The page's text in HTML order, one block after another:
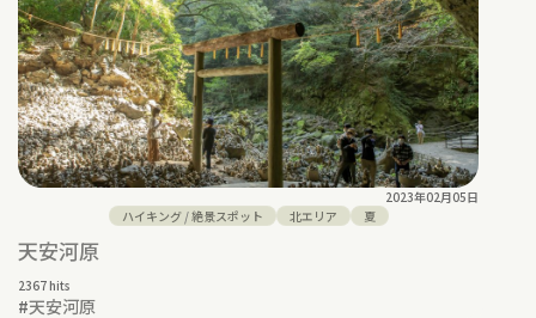
2023年02月05日
ハイキング/絶景スポット 北エリア 夏
天安河原
2367 hits
#天安河原